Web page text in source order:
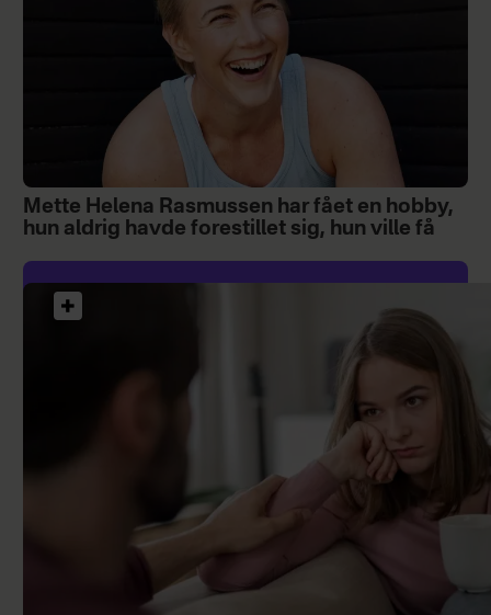
Mette Helena Rasmussen har fået en hobby,
hun aldrig havde forestillet sig, hun ville få